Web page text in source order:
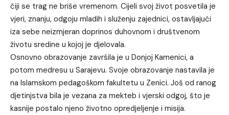
čiji se trag ne briše vremenom. Cijeli svoj život posvetila je
vjeri, znanju, odgoju mladih i služenju zajednici, ostavljajući
iza sebe neizmjeran doprinos duhovnom i društvenom
životu sredine u kojoj je djelovala.
Osnovno obrazovanje završila je u Donjoj Kamenici, a
potom medresu u Sarajevu. Svoje obrazovanje nastavila je
na Islamskom pedagoškom fakultetu u Zenici. Još od ranog
djetinjstva bila je vezana za mekteb i vjerski odgoj, što je
kasnije postalo njeno životno opredjeljenje i misija.